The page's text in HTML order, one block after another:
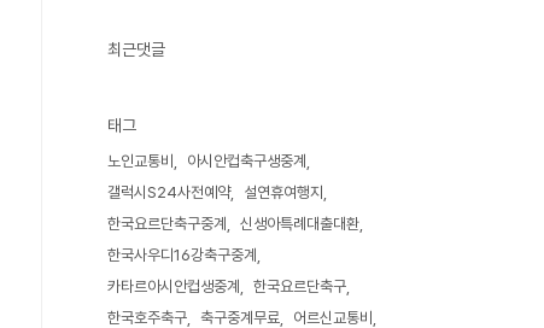
최근댓글
태그
노인교통비
아시안컵축구생중계
갤럭시S24사전예약
설연휴여행지
한국요르단축구중계
신생아특례대출대환
한국사우디16강축구중계
카타르아시안컵생중계
한국요르단축구
한국호주축구
축구중계무료
어르신교통비